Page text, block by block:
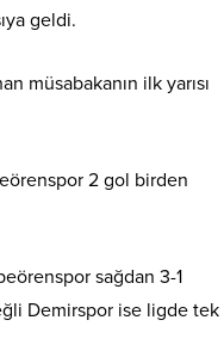
geldi.
müsabakanın ilk yarısı
2 gol birden
sağdan 3-1
Demirspor ise ligde tek